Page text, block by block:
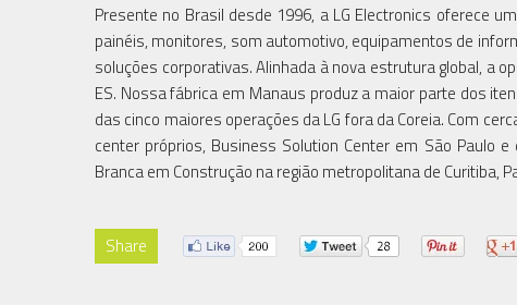
Presente no Brasil desde 1996, a LG Electronics oferece
painéis, monitores, som automotivo, equipamentos de
soluções corporativas. Alinhada à nova estrutura global, a
ES. Nossa fábrica em Manaus produz a maior parte dos
das cinco maiores operações da LG fora da Coreia. Com
center próprios, Business Solution Center em São Paulo
Branca em Construção na região metropolitana de Curitiba,
Share